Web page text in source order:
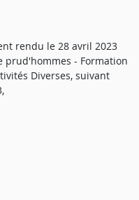
rendu le 28 avril 2023
prud'hommes - Formation
Diverses, suivant